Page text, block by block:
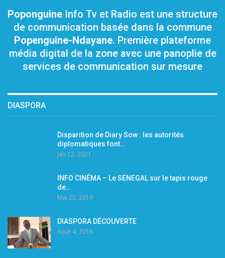
Poponguine Info Tv et Radio est une structure
de communication basée dans la commune
Popenguine-Ndayane. Première plateforme
média digital de la zone avec une panoplie de
services de communication sur mesure
DIASPORA
Disparition de Diary Sow : les autorités
diplomatiques font…
Jan 12, 2021
INFO CINÉMA – Le SENEGAL sur le tapis rouge
de…
Mai 25, 2019
DIASPORA DÉCOUVERTE
Août 4, 2018